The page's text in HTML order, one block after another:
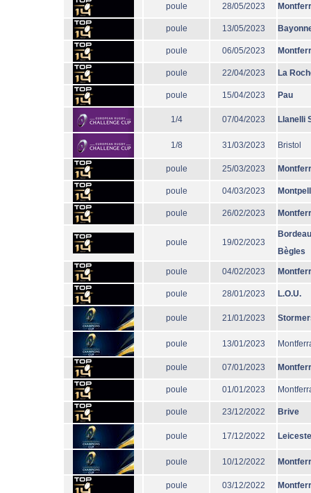
poule 28/05/2023
poule 13/05/2023
poule 06/05/2023
poule 22/04/2023 La
poule 15/04/2023 Pau
1/4 07/04/2023 Llanelli
1/8 31/03/2023 Bristol
poule 25/03/2023
poule 04/03/2023
poule 26/02/2023
poule 19/02/2023
Bègles
poule 04/02/2023
poule 28/01/2023 L.O.U.
poule 21/01/2023
poule 13/01/2023
poule 07/01/2023
poule 01/01/2023
poule 23/12/2022 Brive
poule 17/12/2022
poule 10/12/2022
poule 03/12/2022